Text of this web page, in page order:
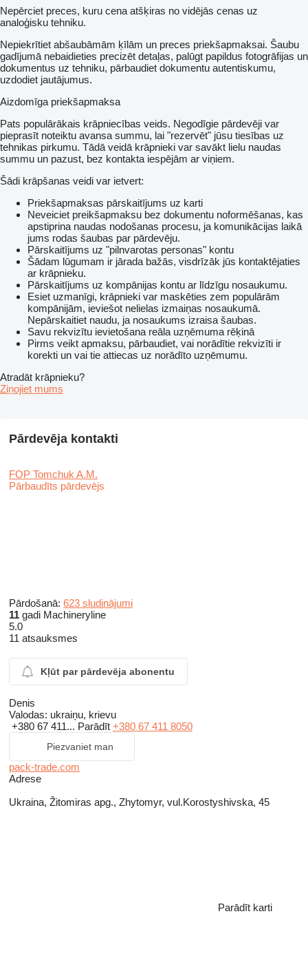
Nepērciet preces, kuru cena atšķiras no vidējās cenas uz
analoģisku tehniku.
Nepiekrītiet abšaubāmām ķīlām un preces priekšapmaksai. Šaubu
gadījumā nebaidieties precizēt detaļas, palūgt papildus fotogrāfijas un
dokumentus uz tehniku, pārbaudiet dokumentu autentiskumu,
uzdodiet jautājumus.
Aizdomīga priekšapmaksa
Pats populārākais krāpniecības veids. Negodīgie pārdevēji var
pieprasīt noteiktu avansa summu, lai "rezervēt" jūsu tiesības uz
tehnikas pirkumu. Tādā veidā krāpnieki var savākt lielu naudas
summu un pazust, bez kontakta iespējām ar viņiem.
Šādi krāpšanas veidi var ietvert:
Priekšapmaksas pārskaitījums uz karti
Neveiciet preikšapmaksu bez dokumentu noformēšanas, kas
apstiprina naudas nodošanas procesu, ja komunikācijas laikā
jums rodas šaubas par pārdevēju.
Pārskaitījums uz "pilnvarotas personas" kontu
Šādam lūgumam ir jārada bažās, visdrīzāk jūs kontaktējaties
ar krāpnieku.
Pārskaitījums uz kompānijas kontu ar līdzīgu nosaukumu.
Esiet uzmanīgi, krāpnieki var maskēties zem populārām
kompānijām, ieviešot nelielas izmaiņas nosaukumā.
Nepārskaitiet naudu, ja nosaukums izraisa šaubas.
Savu rekvizītu ievietošana reāla uzņēmuma rēķinā
Pirms veikt apmaksu, pārbaudiet, vai norādītie rekvizīti ir
korekti un vai tie attiecas uz norādīto uzņēmumu.
Atradāt krāpnieku?
Ziņojiet mums
Pārdevēja kontakti
FOP Tomchuk A.M.
Pārbaudīts pārdevējs
Pārdošanā: 623 sludinājumi
11 gadi Machineryline
5.0
11 atsauksmes
Kļūt par pārdevēja abonentu
Denis
Valodas: ukraiņu, krievu
+380 67 411... Parādīt +380 67 411 8050
Piezvaniet man
pack-trade.com
Adrese
Ukraina, Žitomiras apg., Zhytomyr, vul.Korostyshivska, 45
Parādīt karti